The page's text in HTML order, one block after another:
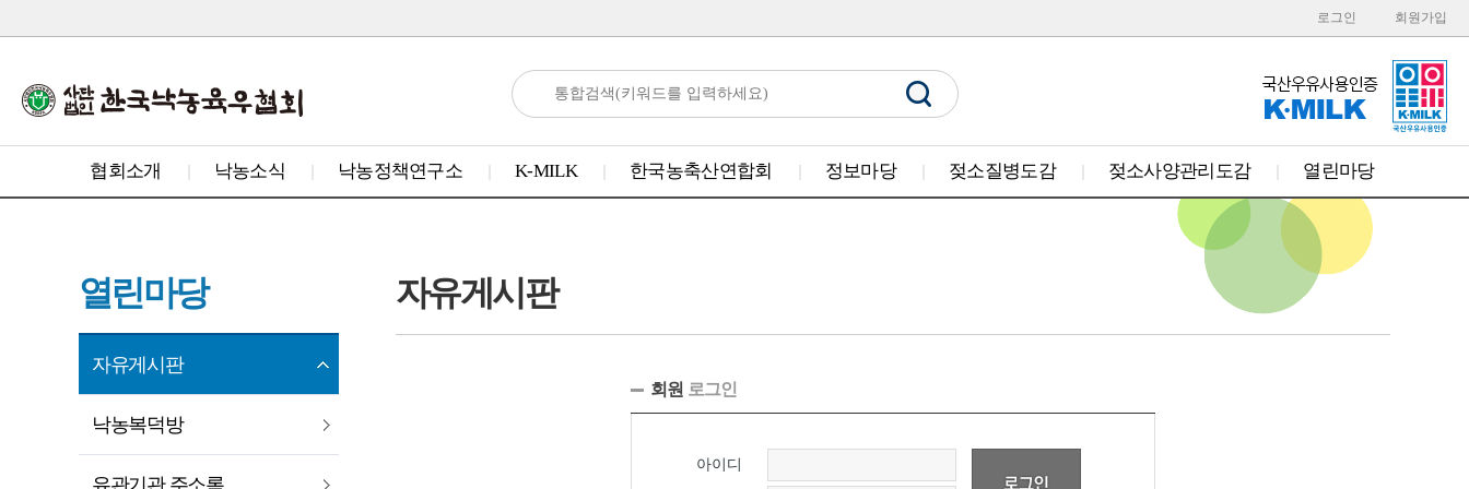
로그인 회원가입
협회소개 낙농소식 낙농정책연구소 K-MILK 한국농축산연합회 정보마당 젖소질병도감 젖소사양관리도감 열린마당
열린마당
자유게시판
낙농복덕방
유관기관 주소록
자유게시판
회원 로그인
아이디